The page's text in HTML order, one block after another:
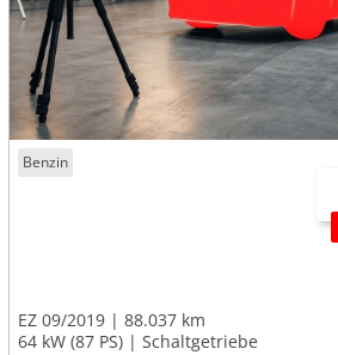
Benzin
EZ 09/2019
88.037 km
64 kW (87 PS)
Schaltgetriebe